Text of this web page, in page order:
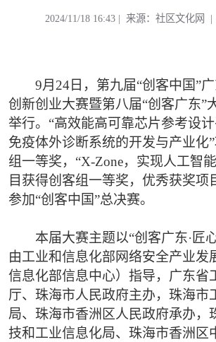
2024/11/18 16:43 | 来源：社区文化网
9月24日，第九届“创客中国”
创新创业大赛暨第八届“创客广东”
举行。“高效能高可靠芯片参考设
免疫体外诊断系统的开发与产业化
组一等奖，“X-Zone，实现人工智
目获得创客组一等奖，优秀获奖项
参加“创客中国”总决赛。
本届大赛主题以“创客广东·匠
由工业和信息化部网络安全产业发
信息化部信息中心）指导，广东省
厅、珠海市人民政府主办，珠海市
局、珠海市香洲区人民政府承办，
技和工业信息化局、珠海市香洲区